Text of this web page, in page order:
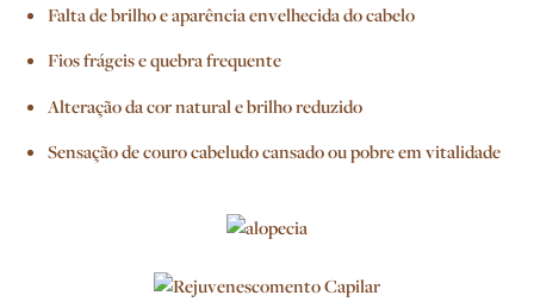
Falta de brilho e aparência envelhecida do cabelo
Fios frágeis e quebra frequente
Alteração da cor natural e brilho reduzido
Sensação de couro cabeludo cansado ou pobre em vitalidade